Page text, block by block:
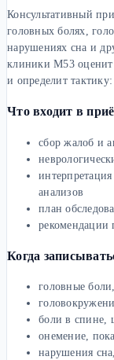
Консультативный
головных болях,
нарушениях сна и
клиники М53 оценит
и определит
Что входит в
сбор жалоб и
анализов
план
рекомендации
Когда
головные
боли в спине,
онемение,
нарушения